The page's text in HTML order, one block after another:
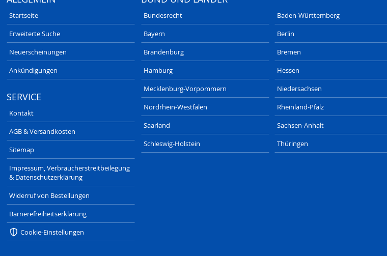
Startseite
Erweiterte Suche
Neuerscheinungen
Ankündigungen
SERVICE
Kontakt
AGB & Versandkosten
Sitemap
Impressum, Verbraucherstreitbeilegung
& Datenschutzerklärung
Widerruf von Bestellungen
Barrierefreiheitserklärung
Cookie-Einstellungen
Bundesrecht
Baden-Württemberg
Bayern
Berlin
Brandenburg
Bremen
Hamburg
Hessen
Mecklenburg-Vorpommern
Niedersachsen
Nordrhein-Westfalen
Rheinland-Pfalz
Saarland
Sachsen-Anhalt
Schleswig-Holstein
Thüringen